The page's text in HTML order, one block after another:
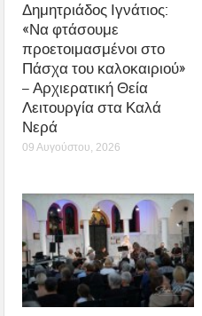
Δημητριάδος Ιγνάτιος:
«Να φτάσουμε
προετοιμασμένοι στο
Πάσχα του καλοκαιριού»
– Αρχιερατική Θεία
Λειτουργία στα Καλά
Νερά
09 Αυγούστου, 2026